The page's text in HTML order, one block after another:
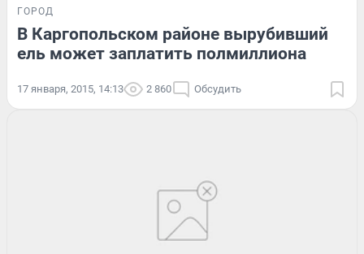
ГОРОД
В Каргопольском районе вырубивший
ель может заплатить полмиллиона
17 января, 2015, 14:13 2 860 Обсудить